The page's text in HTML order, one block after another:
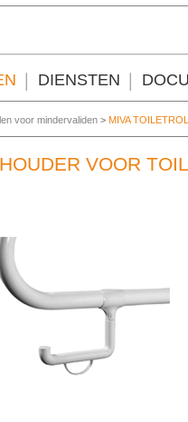
DIENSTEN
voor mindervaliden > MIVA
VOOR